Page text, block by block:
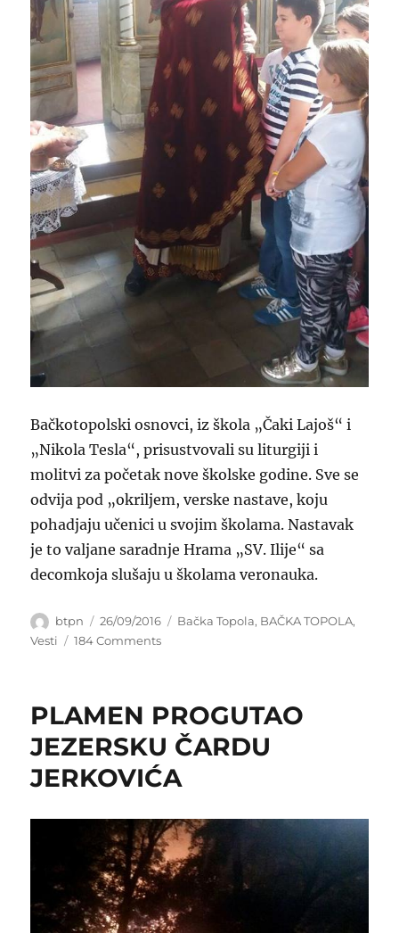
Bačkotopolski osnovci, iz škola „Čaki Lajoš“ i
„Nikola Tesla“, prisustvovali su liturgiji i
molitvi za početak nove školske godine. Sve se
odvija pod „okriljem, verske nastave, koju
pohadjaju učenici u svojim školama. Nastavak
je to valjane saradnje Hrama „SV. Ilije“ sa
decomkoja slušaju u školama veronauka.
Author
btpn
Posted
on
26/09/2016 Categories
Bačka Topola, BAČKA TOPOLA,
Vesti
184 Commentson
ŠKOLSKE
GODINE
PLAMEN PROGUTAO
JEZERSKU ČARDU
JERKOVIĆA